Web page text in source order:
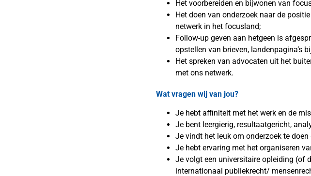
Het voorbereiden en bijwonen van
Het doen van onderzoek naar de
netwerk in het focusland;
Follow-up geven aan hetgeen is
opstellen van brieven, landenpagina’s
Het spreken van advocaten uit het
met ons netwerk.
Wat vragen wij van jou?
Je hebt affiniteit met het werk en de
Je bent leergierig, resultaatgericht,
Je vindt het leuk om onderzoek te doen
Je hebt ervaring met het organiseren
Je volgt een universitaire opleiding (of
internationaal publiekrecht/